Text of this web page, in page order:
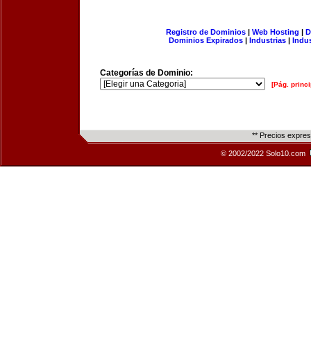
Registro de Dominios| Web Hosting |
Dominios Expirados | Industrias |
Categorías de Dominio:
[Pág.
** Precios
© 2002/2022 Solo10.com